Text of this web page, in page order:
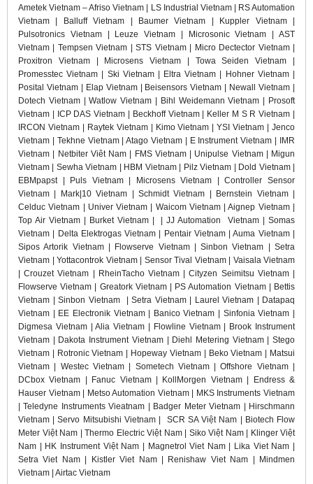
Ametek Vietnam – Afriso Vietnam | LS Industrial Vietnam | RS Automation
Vietnam | Balluff Vietnam | Baumer Vietnam | Kuppler Vietnam |
Pulsotronics Vietnam | Leuze Vietnam | Microsonic Vietnam | AST
Vietnam | Tempsen Vietnam | STS Vietnam | Micro Dectector Vietnam |
Proxitron Vietnam | Microsens Vietnam | Towa Seiden Vietnam |
Promesstec Vietnam | Ski Vietnam | Eltra Vietnam | Hohner Vietnam |
Posital Vietnam | Elap Vietnam | Beisensors Vietnam | Newall Vietnam |
Dotech Vietnam | Watlow Vietnam | Bihl Weidemann Vietnam | Prosoft
Vietnam | ICP DAS Vietnam | Beckhoff Vietnam | Keller M S R Vietnam |
IRCON Vietnam | Raytek Vietnam | Kimo Vietnam | YSI Vietnam | Jenco
Vietnam | Tekhne Vietnam | Atago Vietnam | E Instrument Vietnam | IMR
Vietnam | Netbiter Viêt Nam | FMS Vietnam | Unipulse Vietnam | Migun
Vietnam | Sewha Vietnam | HBM Vietnam | Pilz Vietnam | Dold Vietnam |
EBMpapst | Puls Vietnam | Microsens Vietnam | Controller Sensor
Vietnam | Mark|10 Vietnam | Schmidt Vietnam | Bernstein Vietnam |
Celduc Vietnam | Univer Vietnam | Waicom Vietnam | Aignep Vietnam |
Top Air Vietnam | Burket Vietnam | | JJ Automation Vietnam | Somas
Vietnam | Delta Elektrogas Vietnam | Pentair Vietnam | Auma Vietnam |
Sipos Artorik Vietnam | Flowserve Vietnam | Sinbon Vietnam | Setra
Vietnam | Yottacontrok Vietnam | Sensor Tival Vietnam | Vaisala Vietnam
| Crouzet Vietnam | RheinTacho Vietnam | Cityzen Seimitsu Vietnam |
Flowserve Vietnam | Greatork Vietnam | PS Automation Vietnam | Bettis
Vietnam | Sinbon Vietnam | Setra Vietnam | Laurel Vietnam | Datapaq
Vietnam | EE Electronik Vietnam | Banico Vietnam | Sinfonia Vietnam |
Digmesa Vietnam | Alia Vietnam | Flowline Vietnam | Brook Instrument
Vietnam | Dakota Instrument Vietnam | Diehl Metering Vietnam | Stego
Vietnam | Rotronic Vietnam | Hopeway Vietnam | Beko Vietnam | Matsui
Vietnam | Westec Vietnam | Sometech Vietnam | Offshore Vietnam |
DCbox Vietnam | Fanuc Vietnam | KollMorgen Vietnam | Endress &
Hauser Vietnam | Metso Automation Vietnam | MKS Instruments Vietnam
| Teledyne Instruments Vieatnam | Badger Meter Vietnam | Hirschmann
Vietnam | Servo Mitsubishi Vietnam | SCR SA Việt Nam | Biotech Flow
Meter Việt Nam | Thermo Electric Việt Nam | Siko Việt Nam | Klinger Việt
Nam | HK Instrument Việt Nam | Magnetrol Viet Nam | Lika Viet Nam |
Setra Viet Nam | Kistler Viet Nam | Renishaw Viet Nam | Mindmen
Vietnam | Airtac Vietnam